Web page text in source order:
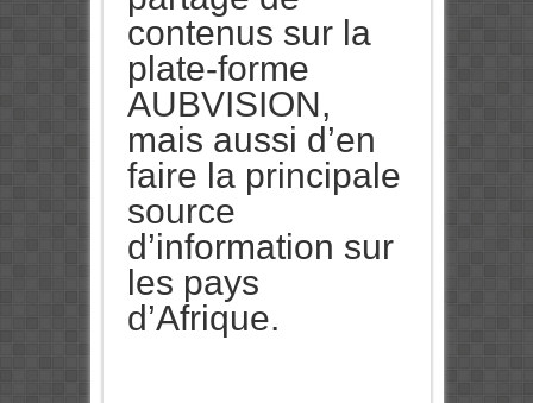
contenus sur la
plate-forme
AUBVISION,
mais aussi d’en
faire la principale
source
d’information sur
les pays
d’Afrique.